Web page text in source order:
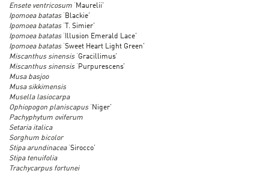
Ensete ventricosum ‘Maurelii’
Ipomoea batatas‘Blackie’
Ipomoea batatas‘T. Simier’
Ipomoea batatas‘Illusion Emerald Lace’
Ipomoea batatas‘Sweet Heart Light Green’
Miscanthus sinensis‘Gracillimus’
Miscanthus sinensis‘Purpurescens’
Musa basjoo
Musa sikkimensis
Musella lasiocarpa
Ophiopogon planiscapus‘Niger’
Pachyphytum oviferum
Setaria italica
Sorghum bicolor
Stipa arundinacea‘Sirocco’
Stipa tenuifolia
Trachycarpus fortunei